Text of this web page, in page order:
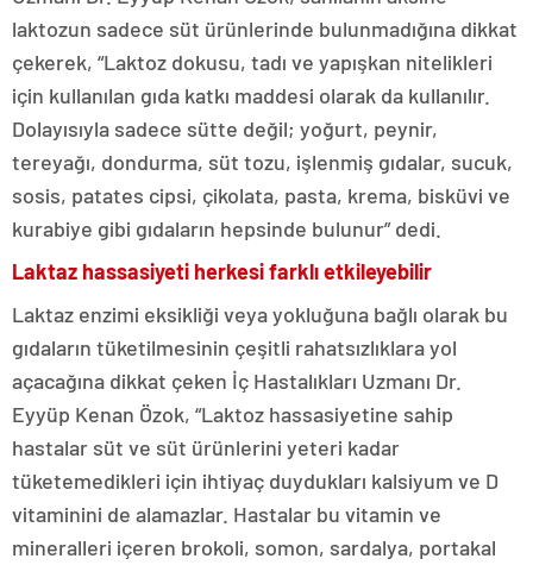
laktozun sadece süt ürünlerinde bulunmadığına dikkat
çekerek, “Laktoz dokusu, tadı ve yapışkan nitelikleri
için kullanılan gıda katkı maddesi olarak da kullanılır.
Dolayısıyla sadece sütte değil; yoğurt, peynir,
tereyağı, dondurma, süt tozu, işlenmiş gıdalar, sucuk,
sosis, patates cipsi, çikolata, pasta, krema, bisküvi ve
kurabiye gibi gıdaların hepsinde bulunur” dedi.
Laktaz hassasiyeti herkesi farklı etkileyebilir
Laktaz enzimi eksikliği veya yokluğuna bağlı olarak bu
gıdaların tüketilmesinin çeşitli rahatsızlıklara yol
açacağına dikkat çeken İç Hastalıkları Uzmanı Dr.
Eyyüp Kenan Özok, “Laktoz hassasiyetine sahip
hastalar süt ve süt ürünlerini yeteri kadar
tüketemedikleri için ihtiyaç duydukları kalsiyum ve D
vitaminini de alamazlar. Hastalar bu vitamin ve
mineralleri içeren brokoli, somon, sardalya, portakal